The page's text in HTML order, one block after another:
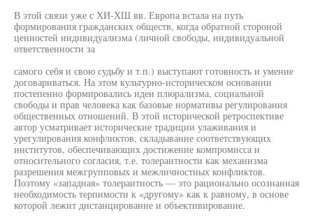
В этой связи уже с ХИ-ХШ вв. Европа встала на путь
формирования гражданских обществ, когда обратной стороной
ценностей индивидуализма (личной свободы, индивидуальной
ответственности за
самого себя и свою судьбу и т.п.) выступают готовность и умение
договариваться. На этом культурно-историческом основании
постепенно формировались идеи плюрализма, социальной
свободы и прав человека как базовые нормативы регулирования
общественных отношений. В этой исторической ретроспективе
автор усматривает исторические традиции улаживания и
урегулирования конфликтов, складывание соответствующих
институтов, обеспечивающих достижение компромисса и
относительного согласия, т.е. толерантности как механизма
разрешения межгрупповых и межличностных конфликтов.
Поэтому «западная» толерантность — это рационально осознанная
необходимость терпимости к «другому» как к равному, в основе
которой лежит дистанцирование и объективирование.